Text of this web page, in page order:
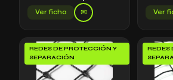
Ver ficha ✉ Ver
REDES DE PROTECCIÓN Y
SEPARACIÓN
REDES